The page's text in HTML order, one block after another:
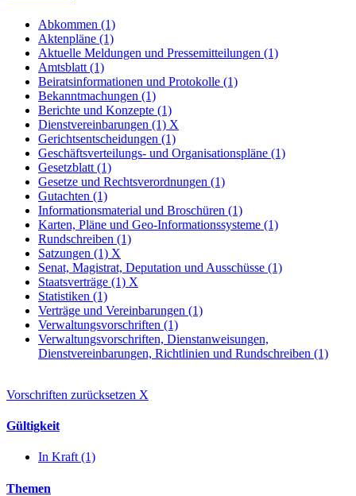
Abkommen (1)
Aktenpläne (1)
Aktuelle Meldungen und Pressemitteilungen (1)
Amtsblatt (1)
Beiratsinformationen und Protokolle (1)
Bekanntmachungen (1)
Berichte und Konzepte (1)
Dienstvereinbarungen (1) X
Gerichtsentscheidungen (1)
Geschäftsverteilungs- und Organisationspläne (1)
Gesetzblatt (1)
Gesetze und Rechtsverordnungen (1)
Gutachten (1)
Informationsmaterial und Broschüren (1)
Karten, Pläne und Geo-Informationssysteme (1)
Rundschreiben (1)
Satzungen (1) X
Senat, Magistrat, Deputation und Ausschüsse (1)
Staatsverträge (1) X
Statistiken (1)
Verträge und Vereinbarungen (1)
Verwaltungsvorschriften (1)
Verwaltungsvorschriften, Dienstanweisungen,
Dienstvereinbarungen, Richtlinien und Rundschreiben (1)
Vorschriften zurücksetzen X
Gültigkeit
In Kraft (1)
Themen